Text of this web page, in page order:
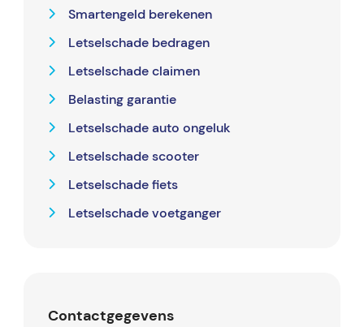
Smartengeld berekenen
Letselschade bedragen
Letselschade claimen
Belasting garantie
Letselschade auto ongeluk
Letselschade scooter
Letselschade fiets
Letselschade voetganger
Contactgegevens